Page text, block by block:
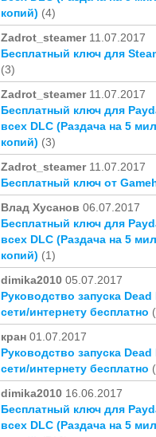
копий) (4)
Zadrot_steamer 11.07.2017
Бесплатный ключ для
(3)
Zadrot_steamer 11.07.2017
Бесплатный ключ для
всех DLC (Раздача на 5
копий) (3)
Zadrot_steamer 11.07.2017
Бесплатный ключ от
Влад Хусанов 06.07.2017
Бесплатный ключ для
всех DLC (Раздача на 5
копий) (1)
dimika2010 05.07.2017
Руководство запуска
сети/интернету бесплатно
кран 01.07.2017
Руководство запуска
сети/интернету бесплатно
dimika2010 16.06.2017
Бесплатный ключ для
всех DLC (Раздача на 5